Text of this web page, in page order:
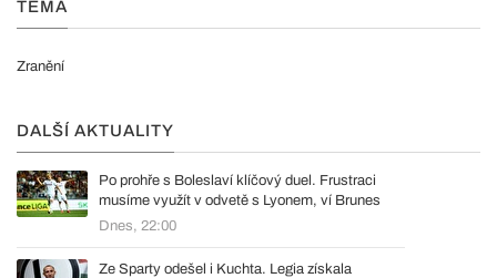
TÉMA
Zranění
DALŠÍ AKTUALITY
Po prohře s Boleslaví klíčový duel. Frustraci
musíme využít v odvetě s Lyonem, ví Brunes
Dnes, 22:00
Ze Sparty odešel i Kuchta. Legia získala